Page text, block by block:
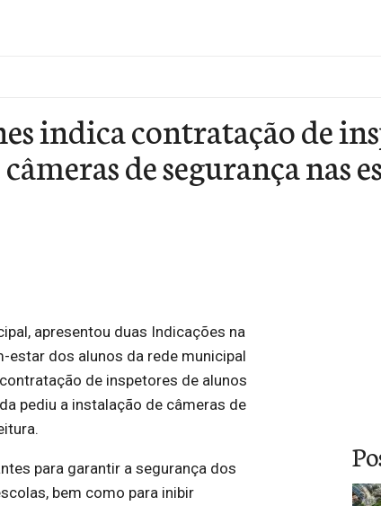
indica contratação de
de segurança nas
apresentou duas Indicações na
estar dos alunos da rede municipal
de inspetores de alunos
pediu a instalação de câmeras de
para garantir a segurança dos
bem como para inibir